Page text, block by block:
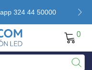
324 44 50000
0